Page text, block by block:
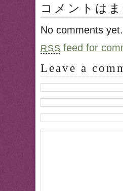
コメントは
No comments yet.
RSS feed for
Leave a